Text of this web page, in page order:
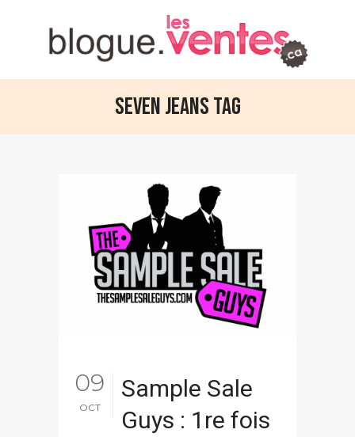
Seven Jeans Tag
09
OCT
Sample Sale
Guys : 1re fois